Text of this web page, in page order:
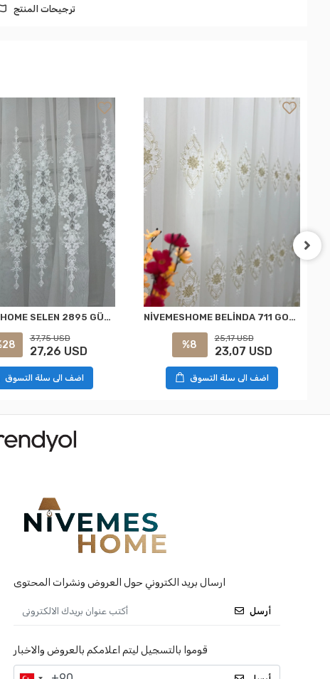
ترجيحات المنتج
NİVEMESHOME SELEN 2895 GÜMÜŞ 1/3 PİLELİ TÜL PERDE APM
37,75 USD
27,26 USD
اضف الى سلة التسوق
NİVEMESHOME BELİNDA 711 GOLD 1/2,5 PİLELİ TÜL PERDE APM
%8
25,17 USD
23,07 USD
اضف الى سلة التسوق
ارسال بريد الكتروني حول العروض ونشرات المحتوى
أرسل
قوموا بالتسجيل ليتم اعلامكم بالعروض والاخبار